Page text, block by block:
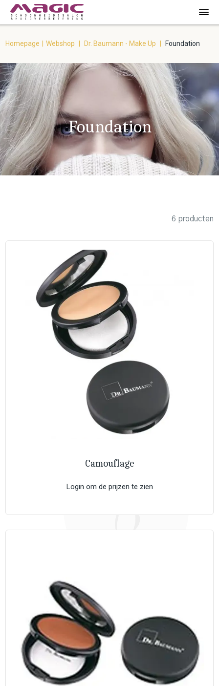
Homepage Webshop Dr. Baumann - Make Up Foundation
Foundation
6 producten
Camouflage
Login om de prijzen te zien